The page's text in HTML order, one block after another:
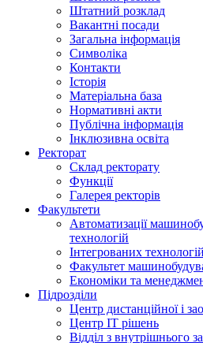
Штатний розклад
Вакантні посади
Загальна інформація
Символіка
Контакти
Історія
Матеріальна база
Нормативні акти
Публічна інформація
Інклюзивна освіта
Ректорат
Склад ректорату
Функції
Галерея ректорів
Факультети
Автоматизації
технологій
Інтегрованих
Факультет
Економіки та
Підрозділи
Центр дистанційної і
Центр ІТ рішень
Відділ з внутрішнього